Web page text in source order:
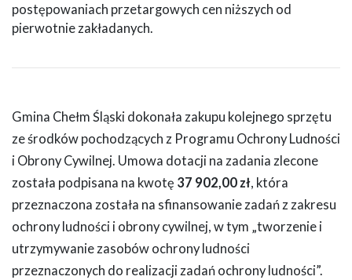
postępowaniach przetargowych cen niższych od
pierwotnie zakładanych.
Gmina Chełm Śląski dokonała zakupu kolejnego sprzętu
ze środków pochodzących z Programu Ochrony Ludności
i Obrony Cywilnej. Umowa dotacji na zadania zlecone
została podpisana na kwotę 37 902,00 zł, która
przeznaczona została na sfinansowanie zadań z zakresu
ochrony ludności i obrony cywilnej, w tym „tworzenie i
utrzymywanie zasobów ochrony ludności
przeznaczonych do realizacji zadań ochrony ludności”.